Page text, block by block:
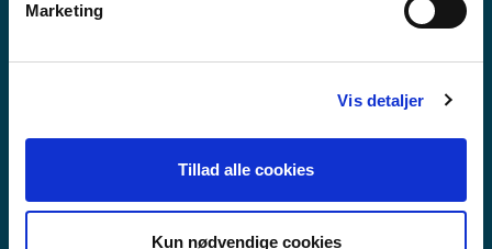
Marketing
Vis detaljer
Tillad alle cookies
Kun nødvendige cookies
VIDAREGÅANDE SKULE